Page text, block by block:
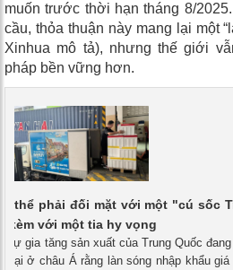
muốn trước thời hạn tháng 8/
cầu, thỏa thuận này mang lại một
Xinhua mô tả), nhưng thế giới
pháp bền vững hơn.
thể phải đối mặt với một "cú sốc
kèm với một tia hy vọng
Sự gia tăng sản xuất của Trung Quốc
ở châu Á rằng làn sóng nhập khẩu